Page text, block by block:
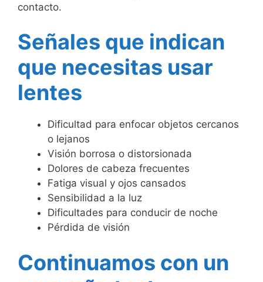
contacto.
Señales que indican
que necesitas usar
lentes
Dificultad para enfocar objetos cercanos
o lejanos
Visión borrosa o distorsionada
Dolores de cabeza frecuentes
Fatiga visual y ojos cansados
Sensibilidad a la luz
Dificultades para conducir de noche
Pérdida de visión
Continuamos con un